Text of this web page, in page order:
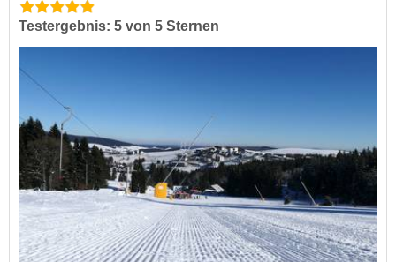
Testergebnis: 5 von 5 Sternen